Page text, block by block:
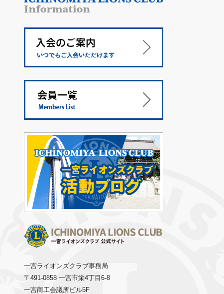
一宮ライオンズクラブ事務局
〒491-0858 一宮市栄4丁目6-8
一宮商工会議所ビル5F